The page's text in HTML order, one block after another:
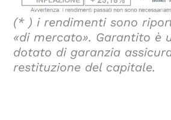
(* ) i rendimenti sono
«di mercato». Garantito è
dotato di garanzia
restituzione del capitale.